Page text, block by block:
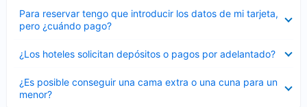
Para reservar tengo que introducir los datos de mi tarjeta,
pero ¿cuándo pago?
cerrado
¿Los hoteles solicitan depósitos o pagos por adelantado?
cerrado
¿Es posible conseguir una cama extra o una cuna para un
menor?
cerrado